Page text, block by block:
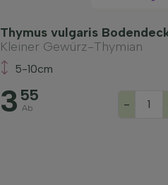
Thymus vulgaris
Kleiner Gewürz-Thymian
5-10cm
3 55
Ab -